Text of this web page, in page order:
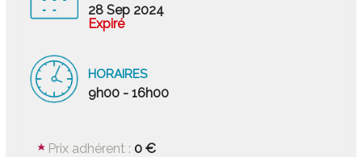
28 Sep 2024
Expiré
HORAIRES
9h00 - 16h00
Prix adhérent :0 €